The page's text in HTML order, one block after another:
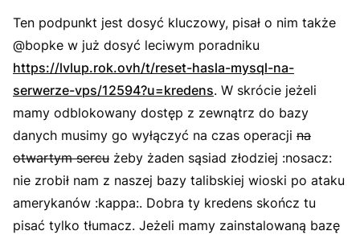
Ten podpunkt jest dosyć kluczowy, pisał o nim także
@bopke w już dosyć leciwym poradniku
https://lvlup.rok.ovh/t/reset-hasla-mysql-na-
serwerze-vps/12594?u=kredens. W skrócie jeżeli
mamy odblokowany dostęp z zewnątrz do bazy
danych musimy go wyłączyć na czas operacji na
otwartym sercu żeby żaden sąsiad złodziej :nosacz:
nie zrobił nam z naszej bazy talibskiej wioski po ataku
amerykanów :kappa:. Dobra ty kredens skończ tu
pisać tylko tłumacz. Jeżeli mamy zainstalowaną bazę